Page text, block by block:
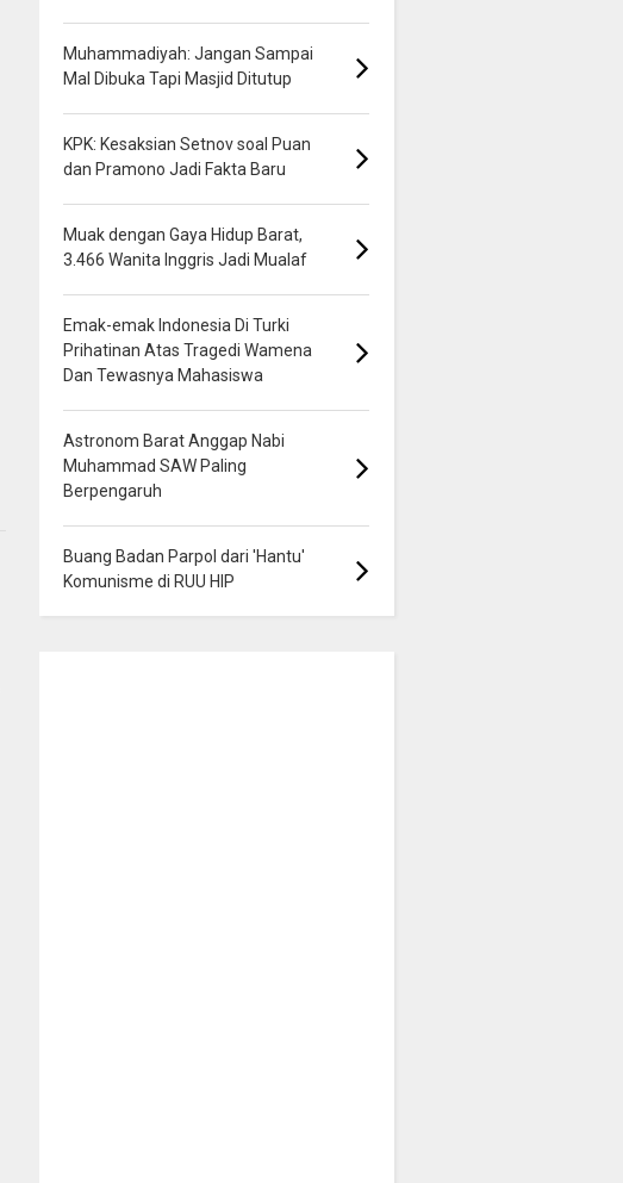
Muhammadiyah: Jangan Sampai
Mal Dibuka Tapi Masjid Ditutup
KPK: Kesaksian Setnov soal Puan
dan Pramono Jadi Fakta Baru
Muak dengan Gaya Hidup Barat,
3.466 Wanita Inggris Jadi Mualaf
Emak-emak Indonesia Di Turki
Prihatinan Atas Tragedi Wamena
Dan Tewasnya Mahasiswa
Astronom Barat Anggap Nabi
Muhammad SAW Paling
Berpengaruh
Buang Badan Parpol dari 'Hantu'
Komunisme di RUU HIP